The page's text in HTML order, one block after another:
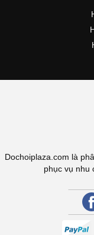
Dochoiplaza.com là
phục vụ nhu